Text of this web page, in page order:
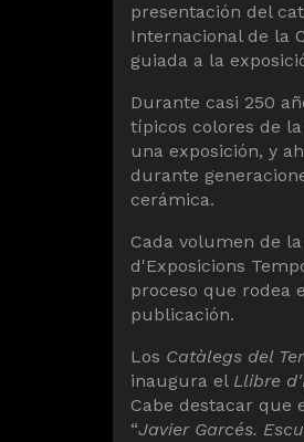
presentación del
Internacional de la
guiada a la
Durante casi 250
típicos colores de
una exposición, y
durante
cerámica.
Cada volumen de
d'Exposicions
proceso que rodea
publicación.
Los Catàlegs del
inaugura el Llibre
Cabe destacar que
“Javier Garcés.